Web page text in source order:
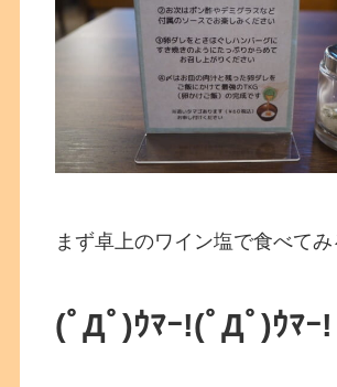
まず卓上のワイン塩で食べてみ
(ﾟДﾟ)ｳﾏｰ!(ﾟДﾟ)ｳﾏｰ!